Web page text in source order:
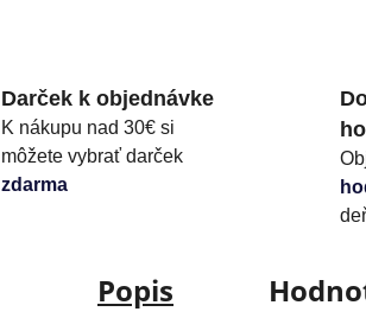
Darček k objednávke
K nákupu nad 30€ si
môžete vybrať darček
zdarma
Popis